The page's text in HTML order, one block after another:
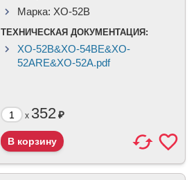
Марка: XO-52B
ТЕХНИЧЕСКАЯ ДОКУМЕНТАЦИЯ:
XO-52B&XO-54BE&XO-
52ARE&XO-52A.pdf
x 352₽